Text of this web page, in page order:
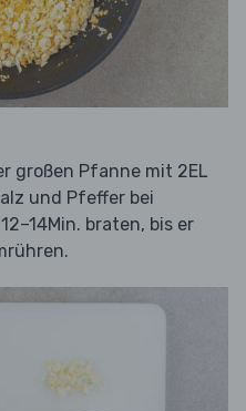
großen Pfanne mit 2EL
und Pfeffer bei
braten, bis er